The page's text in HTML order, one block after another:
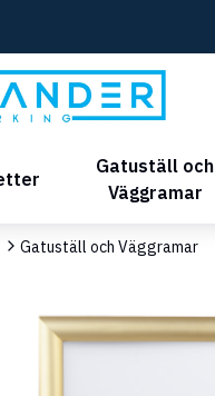
Gatuställ och
Väggramar
Gatuställ och Väggramar